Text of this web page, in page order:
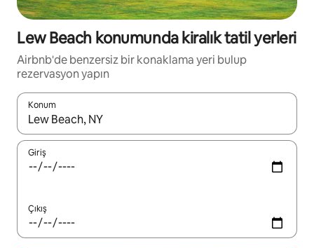
Lew Beach konumunda kiralık tatil yerleri
Airbnb'de benzersiz bir konaklama yeri bulup
rezervasyon yapın
Konum
Sonuçlar kullanılabilir olduğunda yukarı ve aşağı oklarıyla
Giriş
Çıkış